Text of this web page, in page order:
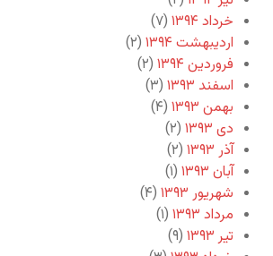
خرداد ۱۳۹۴
(۷)
اردیبهشت ۱۳۹۴
(۲)
فروردین ۱۳۹۴
(۲)
اسفند ۱۳۹۳
(۳)
بهمن ۱۳۹۳
(۴)
دی ۱۳۹۳
(۲)
آذر ۱۳۹۳
(۲)
آبان ۱۳۹۳
(۱)
شهریور ۱۳۹۳
(۴)
مرداد ۱۳۹۳
(۱)
تیر ۱۳۹۳
(۹)